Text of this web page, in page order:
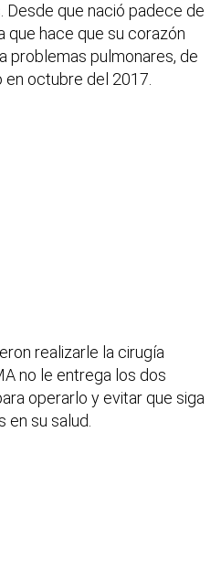
Desde que nació padece de
que hace que su corazón
problemas pulmonares, de
en octubre del 2017.
realizarle la cirugía
no le entrega los dos
operarlo y evitar que siga
en su salud.